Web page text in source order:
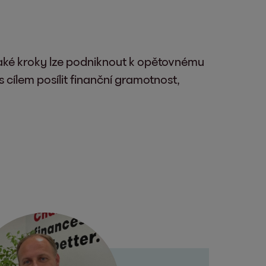
kroky lze podniknout k opětovnému
cílem posílit finanční gramotnost,